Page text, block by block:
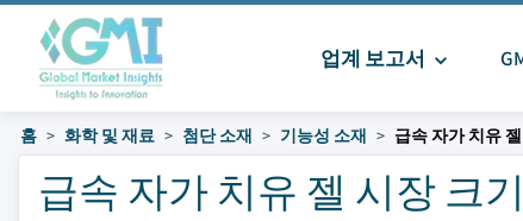
업계 보고서
홈 화학 및 재료 첨단 소재 기능성 소재 급속 자가 치유
급속 자가 치유 젤 시장 크